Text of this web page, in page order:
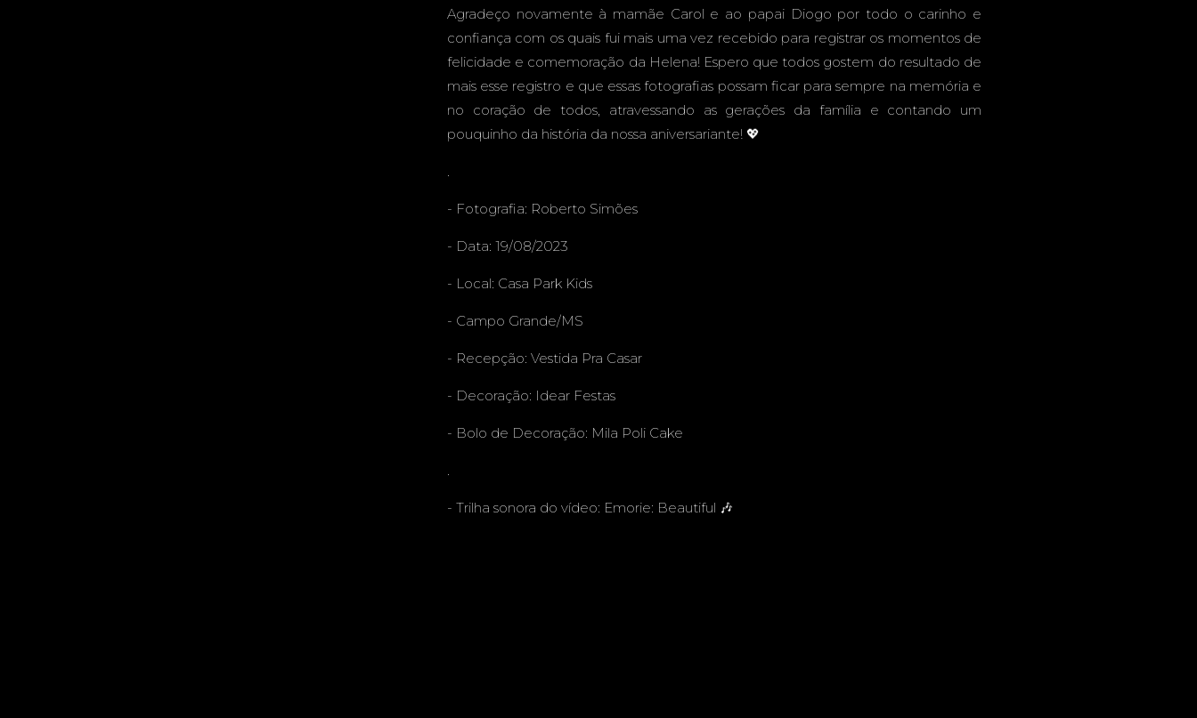
Agradeço novamente à mamãe Carol e ao papai Diogo por todo o carinho e
confiança com os quais fui mais uma vez recebido para registrar os momentos de
felicidade e comemoração da Helena! Espero que todos gostem do resultado de
mais esse registro e que essas fotografias possam ficar para sempre na memória e
no coração de todos, atravessando as gerações da família e contando um
pouquinho da história da nossa aniversariante! 💖
.
- Fotografia: Roberto Simões
- Data: 19/08/2023
- Local: Casa Park Kids
- Campo Grande/MS
- Recepção: Vestida Pra Casar
- Decoração: Idear Festas
- Bolo de Decoração: Mila Poli Cake
.
- Trilha sonora do vídeo: Emorie: Beautiful 🎶